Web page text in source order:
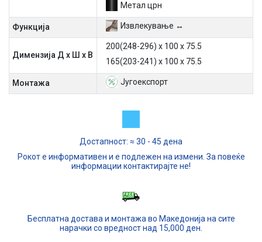
Метал црн
Функција Извлекување ↔
Димензија Д х Ш х В
200(248-296) х 100 х 75.5
165(203-241) х 100 х 75.5
Mонтажа Југоекспорт
Достапност: ≈ 30 - 45 дена
Рокот е информативен и е подлежен на измени. За повеќе
информации контактирајте не!
Бесплатна достава и монтажа во Македонија на сите
нарачки со вредност над 15,000 ден.